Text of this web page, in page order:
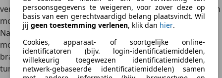
persoonsgegevens te weigeren, voor zover deze op
basis van een gerechtvaardigd belang plaatsvindt. Wil
jij geen toestemming verlenen, klik dan hier.
Cookies, apparaat- of soortgelijke online-
identificatoren (bijv. login-identificatiemiddelen,
willekeurig toegewezen identificatiemiddelen,
netwerk-gebaseerde identificatiemiddelen) samen
verkeer. Ook hetgeluid is vaak mooier en vollerdan bij een
motor met turbo.
Nadelen zijn er ook. Een compressor
motorkrachten dat kost dus energie. Daardoor is het
brandstofverbruik vaak hogerdan dat van een
turbomotor. Ook is eencompressor mechanisch